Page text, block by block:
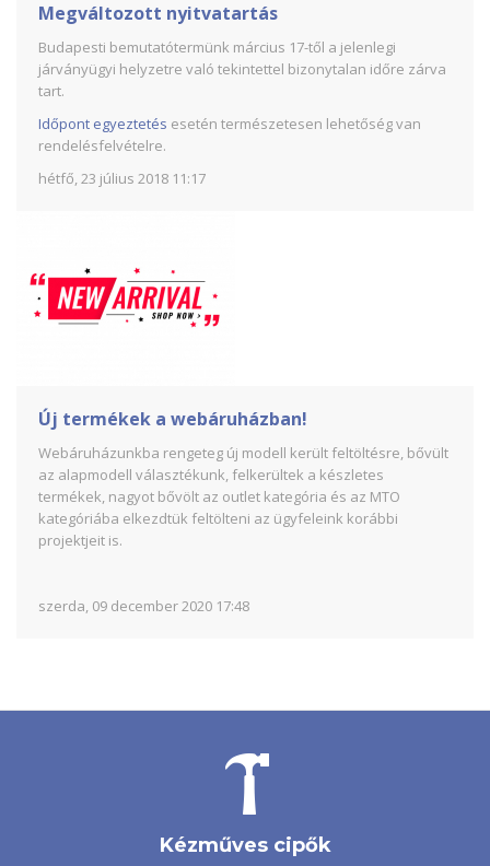
Megváltozott nyitvatartás
Budapesti bemutatótermünk március 17-től a jelenlegi
járványügyi helyzetre való tekintettel bizonytalan időre zárva
tart.
Időpont egyeztetés esetén természetesen lehetőség van
rendelésfelvételre.
hétfő, 23 július 2018 11:17
Új termékek a webáruházban!
Webáruházunkba rengeteg új modell került feltöltésre, bővült
az alapmodell választékunk, felkerültek a készletes
termékek, nagyot bővölt az outlet kategória és az MTO
kategóriába elkezdtük feltölteni az ügyfeleink korábbi
projektjeit is.
szerda, 09 december 2020 17:48
Kézműves cipők